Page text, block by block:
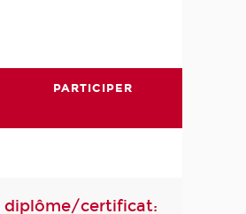
PARTICIPER
diplôme/certificat: